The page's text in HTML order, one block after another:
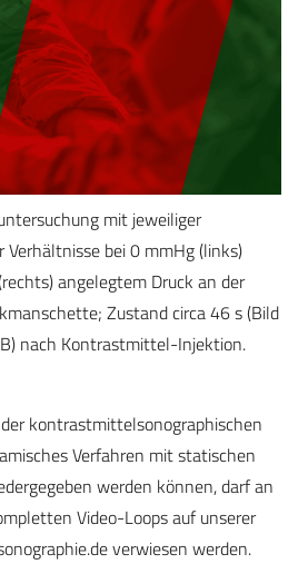
mit jeweiliger
Verhältnisse bei 0 mmHg (links)
angelegtem Druck an der
Zustand circa 46 s (Bild
nach Kontrastmittel-Injektion.
der kontrastmittelsonographischen
Verfahren mit statischen
werden können, darf an
Video-Loops auf unserer
verwiesen werden.